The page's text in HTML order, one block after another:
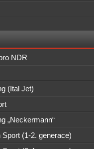
NDR
(Ital Jet)
„Neckermann“
(1-2. generace)